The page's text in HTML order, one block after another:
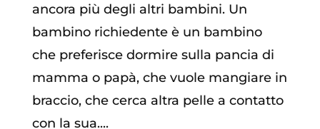
ancora più degli altri bambini. Un
bambino richiedente è un bambino
che preferisce dormire sulla pancia di
mamma o papà, che vuole mangiare in
braccio, che cerca altra pelle a contatto
con la sua....